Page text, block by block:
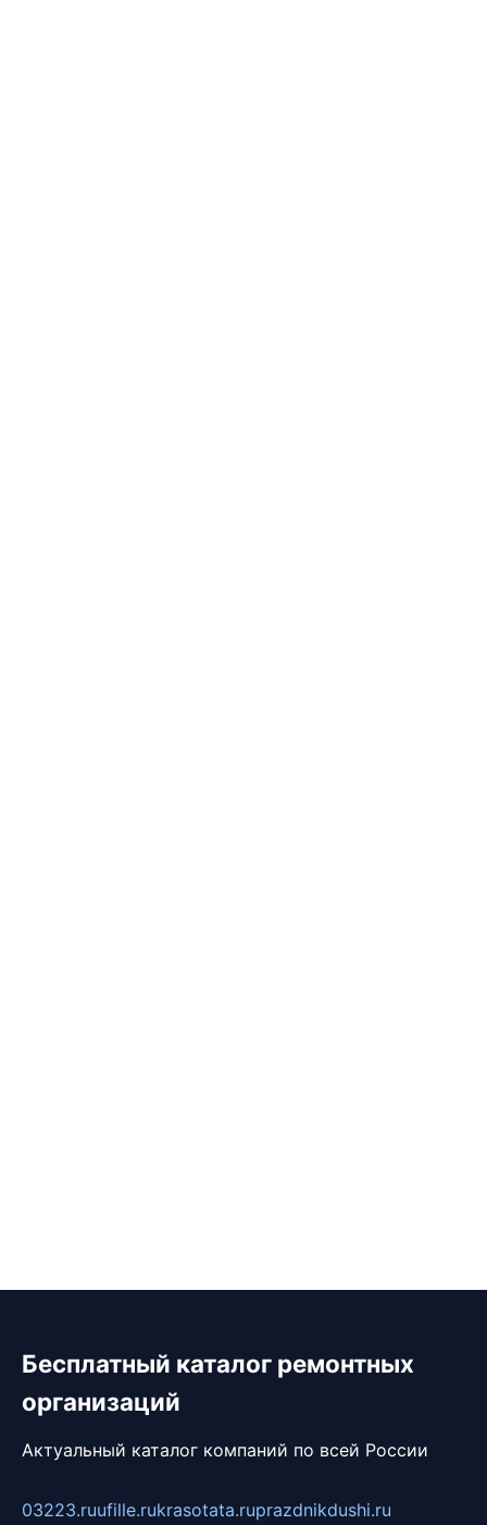
Бесплатный каталог ремонтных
организаций
Актуальный каталог компаний по всей России
03223.ruufille.rukrasotata.ruprazdnikdushi.ru